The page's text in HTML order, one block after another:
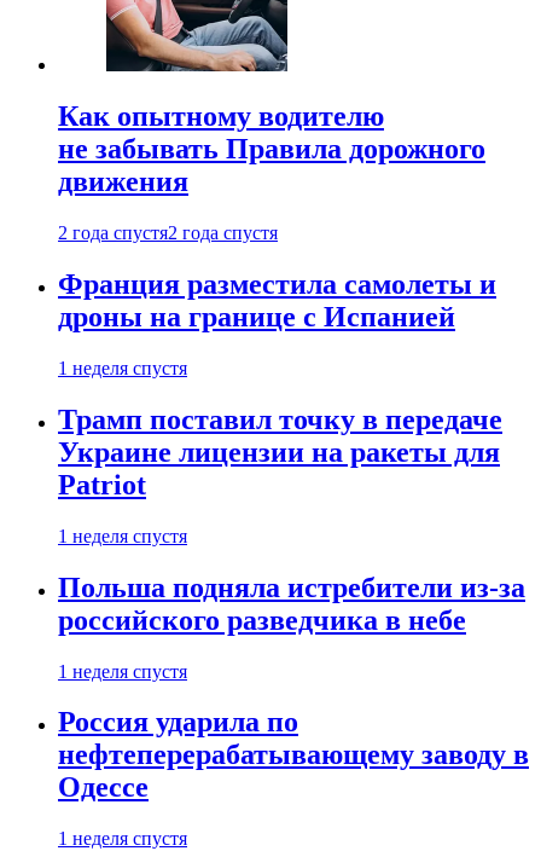
Как опытному водителю
не забывать Правила дорожного
движения
2 года спустя2 года спустя
Франция разместила самолеты и
дроны на границе с Испанией
1 неделя спустя
Трамп поставил точку в передаче
Украине лицензии на ракеты для
Patriot
1 неделя спустя
Польша подняла истребители из-за
российского разведчика в небе
1 неделя спустя
Россия ударила по
нефтеперерабатывающему заводу в
Одессе
1 неделя спустя